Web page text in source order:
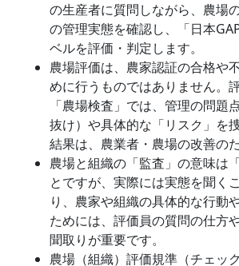
の生産者に質問しながら、農場
の管理実態を確認し、「日本
ベルを評価・判定します。
農場評価は、農家認証の合格や
めに行うものではありません。
「農場検査」では、管理の問題
抜け）や具体的な「リスク」を
結果は、農業者・農場の改善の
農場と組織の「監査」の意味は
とですが、実際には実態を聞く
り、農家や組織の具体的な行動
ためには、評価員の質問の仕方
聞取りが重要です。
農場（組織）評価規準（チェッ